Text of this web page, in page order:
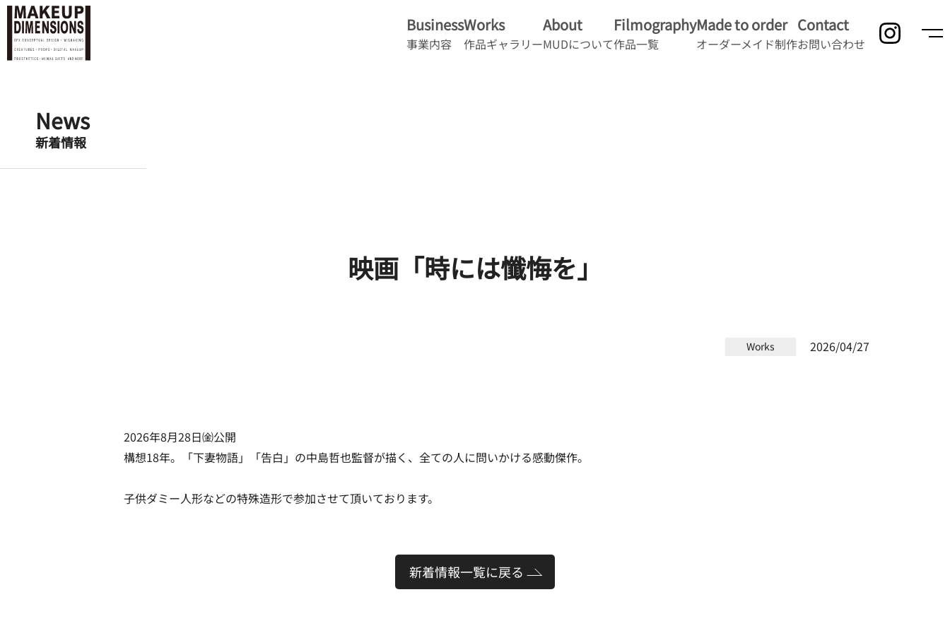
Business
事業内容
Works
作品ギャラリー
About
MUDについて
Filmography
作品一覧
Made to order
オーダーメイド制作
Contact
お問い合わせ
News
新着情報
映画「時には懺悔を」
Works 2026/04/27
2026年8月28日㈮公開
構想18年。「下妻物語」「告白」の中島哲也監督が描く、全ての人に問いかける感動傑作。
子供ダミー人形などの特殊造形で参加させて頂いております。
新着情報一覧に戻る